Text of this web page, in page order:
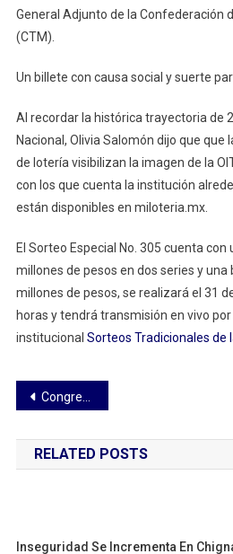
General Adjunto de la Confederación
(CTM).
Un billete con causa social y suerte
Al recordar la histórica trayectoria de
Nacional, Olivia Salomón dijo que que
de lotería visibilizan la imagen de la
con los que cuenta la institución
están disponibles en miloteria.mx.
El Sorteo Especial No. 305 cuenta
millones de pesos en dos series y una
millones de pesos, se realizará el 31
horas y tendrá transmisión en vivo
institucional Sorteos Tradicionales de
Navegación
de
entradas
Congreso del Estado reforma la Ley Orgánica del TET para precisar requisitos de ingreso de funcionarios
RELATED POSTS
Inseguridad Se Incrementa En